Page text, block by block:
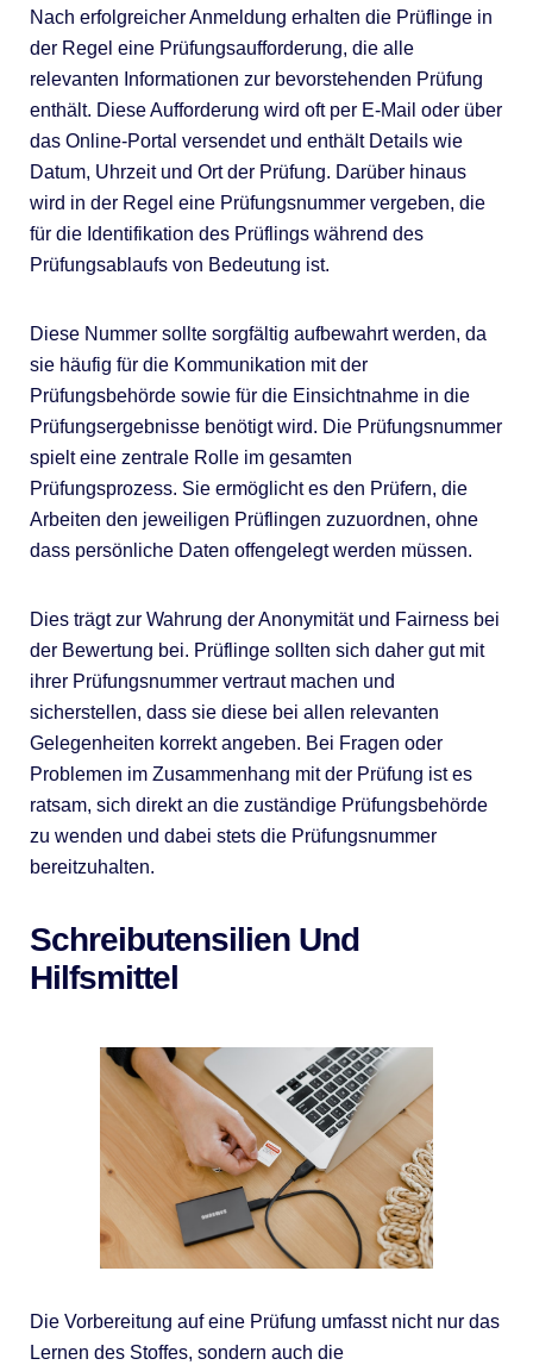
Nach erfolgreicher Anmeldung erhalten die Prüflinge in
der Regel eine Prüfungsaufforderung, die alle
relevanten Informationen zur bevorstehenden Prüfung
enthält. Diese Aufforderung wird oft per E-Mail oder über
das Online-Portal versendet und enthält Details wie
Datum, Uhrzeit und Ort der Prüfung. Darüber hinaus
wird in der Regel eine Prüfungsnummer vergeben, die
für die Identifikation des Prüflings während des
Prüfungsablaufs von Bedeutung ist.
Diese Nummer sollte sorgfältig aufbewahrt werden, da
sie häufig für die Kommunikation mit der
Prüfungsbehörde sowie für die Einsichtnahme in die
Prüfungsergebnisse benötigt wird. Die Prüfungsnummer
spielt eine zentrale Rolle im gesamten
Prüfungsprozess. Sie ermöglicht es den Prüfern, die
Arbeiten den jeweiligen Prüflingen zuzuordnen, ohne
dass persönliche Daten offengelegt werden müssen.
Dies trägt zur Wahrung der Anonymität und Fairness bei
der Bewertung bei. Prüflinge sollten sich daher gut mit
ihrer Prüfungsnummer vertraut machen und
sicherstellen, dass sie diese bei allen relevanten
Gelegenheiten korrekt angeben. Bei Fragen oder
Problemen im Zusammenhang mit der Prüfung ist es
ratsam, sich direkt an die zuständige Prüfungsbehörde
zu wenden und dabei stets die Prüfungsnummer
bereitzuhalten.
Schreibutensilien Und
Hilfsmittel
Die Vorbereitung auf eine Prüfung umfasst nicht nur das
Lernen des Stoffes, sondern auch die